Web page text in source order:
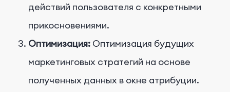
действий пользователя с конкретными
прикосновениями.
Оптимизация: Оптимизация будущих
маркетинговых стратегий на основе
полученных данных в окне атрибуции.